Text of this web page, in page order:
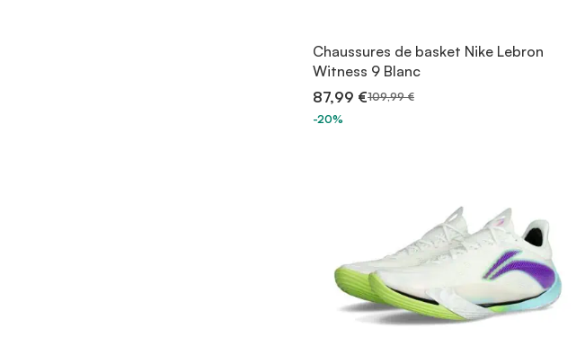
Chaussures de basket Nike Lebron
Witness 9 Blanc
87,99 €109,99 €
-20%